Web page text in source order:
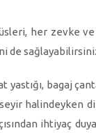
her zevke
de
yastığı, bagaj
ihtiyaç